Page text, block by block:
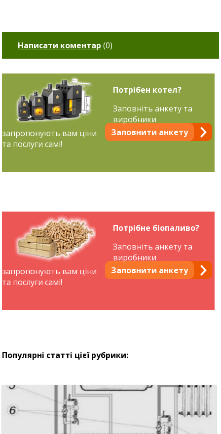
Написати коментар (0)
Потрібен котел?
Заповнити анкету
Заповніть анкету та
виробники
запропонують вам ціни
та послуги самі!
Потрібне біопаливо?
Заповнити анкету
Заповніть анкету та
виробники
запропонують вам ціни
та послуги самі!
Популярні статті цієї рубрики: